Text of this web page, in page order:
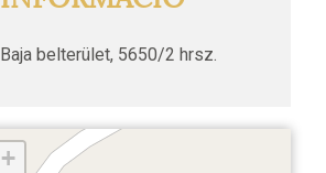
Baja belterület, 5650/2 hrsz.
+